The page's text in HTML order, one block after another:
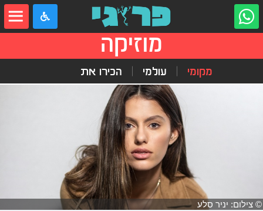
מוזיקה
מקומי עולמי הכירו את
© צילום: יניר סלע